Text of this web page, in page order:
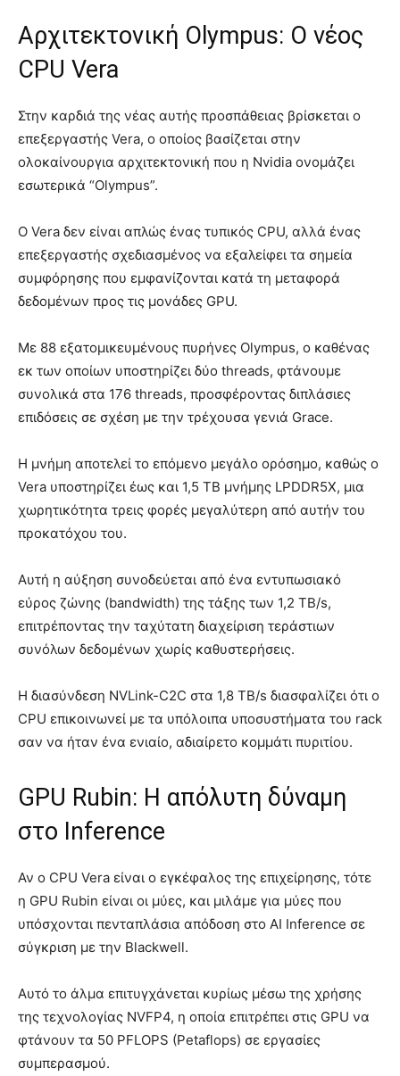
Αρχιτεκτονική Olympus: Ο νέος
CPU Vera
Στην καρδιά της νέας αυτής προσπάθειας βρίσκεται ο
επεξεργαστής Vera, ο οποίος βασίζεται στην
ολοκαίνουργια αρχιτεκτονική που η Nvidia ονομάζει
εσωτερικά “Olympus”.
Ο Vera δεν είναι απλώς ένας τυπικός CPU, αλλά ένας
επεξεργαστής σχεδιασμένος να εξαλείφει τα σημεία
συμφόρησης που εμφανίζονται κατά τη μεταφορά
δεδομένων προς τις μονάδες GPU.
Με 88 εξατομικευμένους πυρήνες Olympus, ο καθένας
εκ των οποίων υποστηρίζει δύο threads, φτάνουμε
συνολικά στα 176 threads, προσφέροντας διπλάσιες
επιδόσεις σε σχέση με την τρέχουσα γενιά Grace.
Η μνήμη αποτελεί το επόμενο μεγάλο ορόσημο, καθώς ο
Vera υποστηρίζει έως και 1,5 TB μνήμης LPDDR5X, μια
χωρητικότητα τρεις φορές μεγαλύτερη από αυτήν του
προκατόχου του.
Αυτή η αύξηση συνοδεύεται από ένα εντυπωσιακό
εύρος ζώνης (bandwidth) της τάξης των 1,2 TB/s,
επιτρέποντας την ταχύτατη διαχείριση τεράστιων
συνόλων δεδομένων χωρίς καθυστερήσεις.
Η διασύνδεση NVLink-C2C στα 1,8 TB/s διασφαλίζει ότι ο
CPU επικοινωνεί με τα υπόλοιπα υποσυστήματα του rack
σαν να ήταν ένα ενιαίο, αδιαίρετο κομμάτι πυριτίου.
GPU Rubin: Η απόλυτη δύναμη
στο Inference
Αν ο CPU Vera είναι ο εγκέφαλος της επιχείρησης, τότε
η GPU Rubin είναι οι μύες, και μιλάμε για μύες που
υπόσχονται πενταπλάσια απόδοση στο AI Inference σε
σύγκριση με την Blackwell.
Αυτό το άλμα επιτυγχάνεται κυρίως μέσω της χρήσης
της τεχνολογίας NVFP4, η οποία επιτρέπει στις GPU να
φτάνουν τα 50 PFLOPS (Petaflops) σε εργασίες
συμπερασμού.